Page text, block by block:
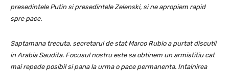
presedintele Putin si presedintele Zelenski, si ne apropiem rapid
spre pace.
Saptamana trecuta, secretarul de stat Marco Rubio a purtat discutii
in Arabia Saudita. Focusul nostru este sa obtinem un armistitiu cat
mai repede posibil si pana la urma o pace permanenta. Intalnirea